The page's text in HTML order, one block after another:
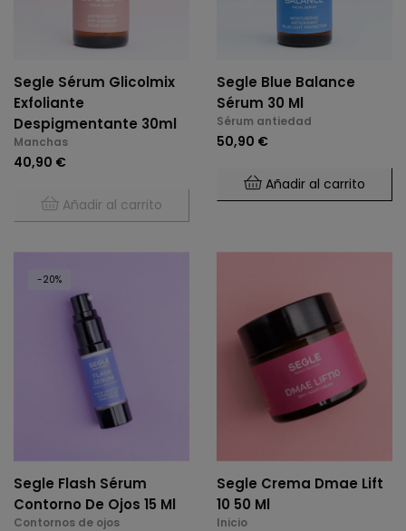
Segle Sérum Glicolmix
Exfoliante
Despigmentante 30ml
Manchas
40,90 €
Añadir al carrito
Segle Blue Balance
Sérum 30 Ml
Sérum antiedad
50,90 €
Añadir al carrito
-20%
Segle Flash Sérum
Contorno De Ojos 15 Ml
Contornos de ojos
Segle Crema Dmae Lift
10 50 Ml
Inicio